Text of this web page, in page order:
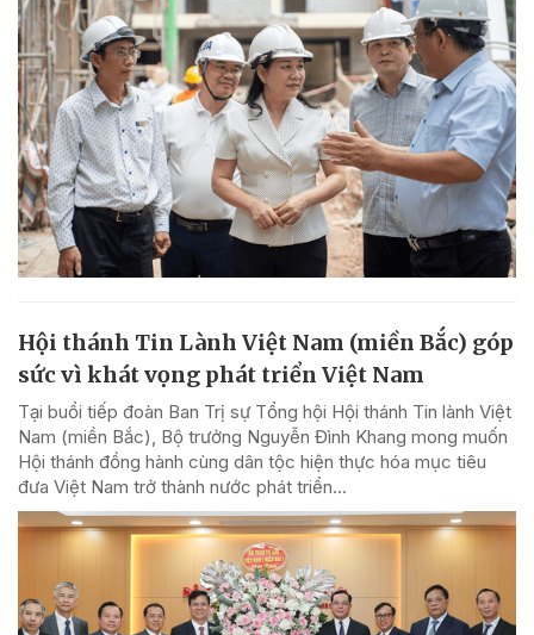
Hội thánh Tin Lành Việt Nam (miền Bắc) góp
sức vì khát vọng phát triển Việt Nam
Tại buổi tiếp đoàn Ban Trị sự Tổng hội Hội thánh Tin lành Việt
Nam (miền Bắc), Bộ trưởng Nguyễn Đình Khang mong muốn
Hội thánh đồng hành cùng dân tộc hiện thực hóa mục tiêu
đưa Việt Nam trở thành nước phát triển...